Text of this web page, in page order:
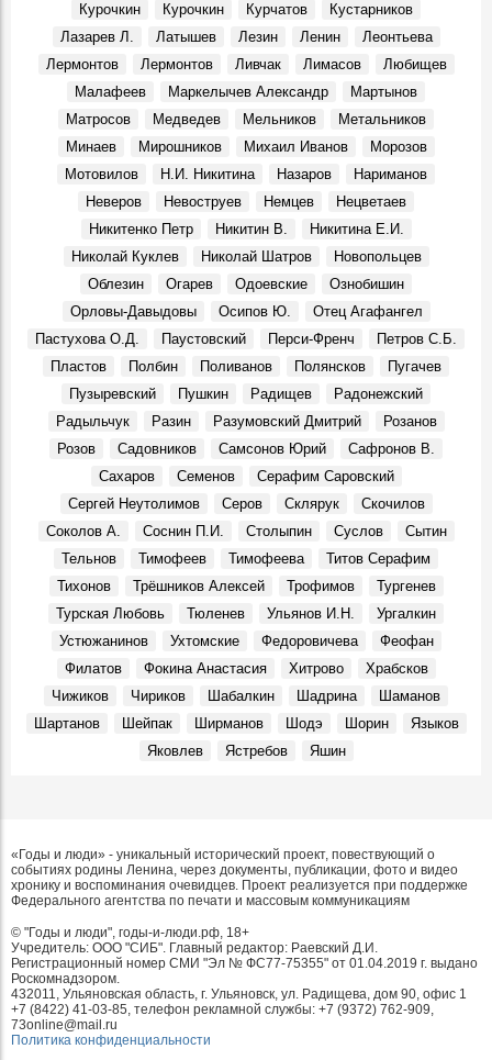
Праздник в Шаховском
События, 10 Августа 1969
Геннадий Александрович Демочкин, литератор, краевед:
Воспоминания, 11 Августа 1969
Галина Николаевна Афанасьева, в 1964 - 1971 гг. зав.
отделом школ ОК КПСС:
13 августа 1969 года. Министру электронной
здравоохранения СССР товарищу Петровскому Б.В.
События, 13 Августа 1969
Василий Иванович Салин, в 1965-1970 гг. второй
секретарь Радищевского райкома КПСС:
Курочкин
Курочкин Курчатов
Кустарников
Лазарев Л.
Латышев Лезин Ленин
Леонтьева
Лермонтов
Лермонтов Ливчак Лимасов
Любищев
Малафеев
Маркелычев Александр
Мартынов
Матросов
Медведев Мельников
Метальников
Минаев
Мирошников Михаил Иванов
Морозов
Мотовилов
Н.И. Никитина Назаров
Нариманов
Неверов
Невоструев Немцев
Нецветаев
Никитенко Петр
Никитин В.
Никитина Е.И.
Николай Куклев
Николай Шатров
Новопольцев
Облезин
Огарев Одоевские
Ознобишин
Орловы-Давыдовы
Осипов Ю.
Отец Агафангел
Пастухова О.Д.
Паустовский Перси-Френч
Петров С.Б.
Пластов
Полбин Поливанов Полянсков
Пугачев
Пузыревский
Пушкин Радищев
Радонежский
Радыльчук
Разин Разумовский Дмитрий
Розанов
Розов
Садовников Самсонов Юрий
Сафронов В.
Сахаров
Семенов
Серафим Саровский
Сергей Неутолимов
Серов Склярук
Скочилов
Соколов А.
Соснин П.И. Столыпин Суслов
Сытин
Тельнов
Тимофеев Тимофеева
Титов Серафим
Тихонов
Трёшников Алексей Трофимов
Тургенев
Турская Любовь
Тюленев Ульянов И.Н.
Ургалкин
Устюжанинов
Ухтомские Федоровичева
Феофан
Филатов
Фокина Анастасия Хитрово
Храбсков
Чижиков
Чириков Шабалкин Шадрина
Шаманов
Шартанов
Шейпак Ширманов Шодэ Шорин
Языков
Яковлев
Ястребов Яшин
«Годы и люди» - уникальный исторический проект, повествующий о
событиях родины Ленина, через документы, публикации, фото и видео
хронику и воспоминания очевидцев. Проект реализуется при поддержке
Федерального агентства по печати и массовым коммуникациям
© "Годы и люди", годы-и-люди.рф, 18+
Учредитель: ООО "СИБ". Главный редактор: Раевский Д.И.
Регистрационный номер СМИ "Эл № ФС77-75355" от 01.04.2019 г. выдано
Роскомнадзором.
432011, Ульяновская область, г. Ульяновск, ул. Радищева, дом 90, офис 1
+7 (8422) 41-03-85, телефон рекламной службы: +7 (9372) 762-909,
73online@mail.ru
Политика конфиденциальности